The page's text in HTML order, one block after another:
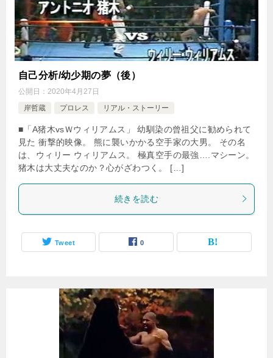
自己分析/幼少期の夢（後）
公開日： 2020年4月27日
岸哲蔵
プロレス リアル・ストーリー
■「A猪木vsＷウィリアムス」 幼馴染の曾祖父に勧められて
見た 衝撃的映像。 熊に襲いかかる空手家の大男。 その名
は、ウィリー ウィリアムス。 極真空手の最強….マシーン。
猪木は大丈夫なのか？心がざわつく。 […]
続きを読む
Tweet 0